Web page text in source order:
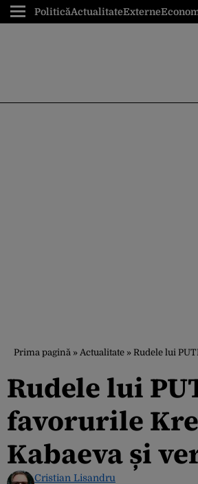
PoliticăActualitateExterne
Prima pagină » Actualitate » Rudele lui
Rudele lui
favorurile
Kabaeva și
Cristian Lisandru